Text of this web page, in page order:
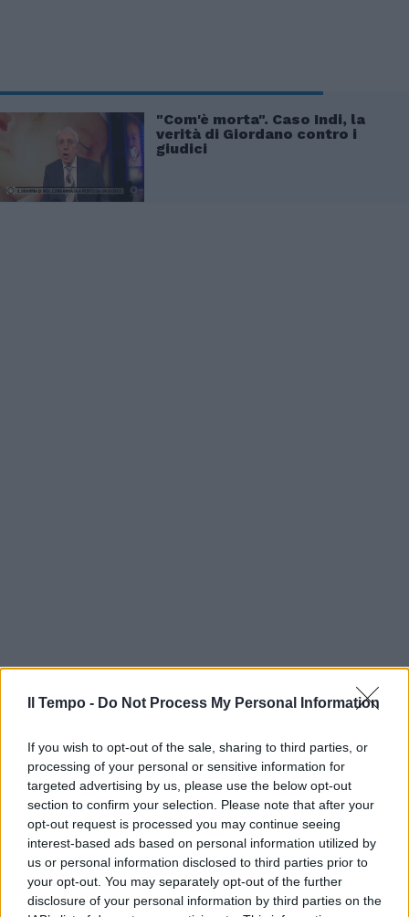
Il Tempo - Do Not Process My Personal Information
If you wish to opt-out of the sale, sharing to third parties, or
processing of your personal or sensitive information for
targeted advertising by us, please use the below opt-out
section to confirm your selection. Please note that after your
opt-out request is processed you may continue seeing
interest-based ads based on personal information utilized by
us or personal information disclosed to third parties prior to
your opt-out. You may separately opt-out of the further
disclosure of your personal information by third parties on the
"Com'è morta". Caso Indi, la
verità di Giordano contro i
giudici